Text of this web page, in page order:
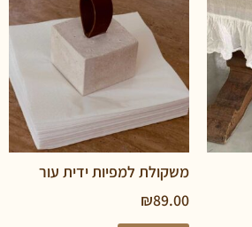
משקולת למפיות ידית עור
₪